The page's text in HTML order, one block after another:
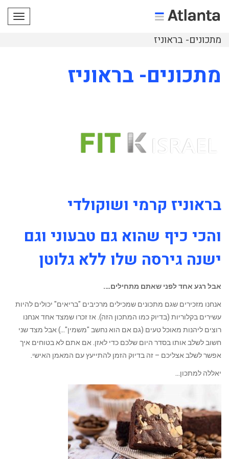
מתכונים- בראוניז
מתכונים- בראוניז
בראוניז קרמי ושוקולדי
והכי כיף שהוא גם טבעוני וגם
ישנה גירסה שלו ללא גלוטן
אבל רגע אחד לפני שאתם מתחילים….
אנחנו מזכירים שגם מתכונים שמכילים מרכיבים "בריאים" יכולים להיות
עשירים בקלוריות (בדיוק כמו המתכון הזה). אז זכרו שמצד אחד אנחנו
רוצים ליהנות מאוכל טעים (גם אם הוא נחשב "משמין"…) אבל מצד שני
חשוב לשלב אותו בסדר היום שלכם כדי לאזן. אם אתם לא בטוחים איך
אפשר לשלב אצליכם – זה בדיוק הזמן להתייעץ עם המאמן האישי.
יאללה למתכון…